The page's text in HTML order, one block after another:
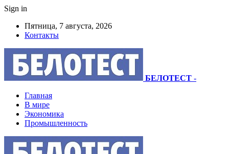
Sign in
Пятница, 7 августа, 2026
Контакты
БЕЛОТЕСТ -
Главная
В мире
Экономика
Промышленность